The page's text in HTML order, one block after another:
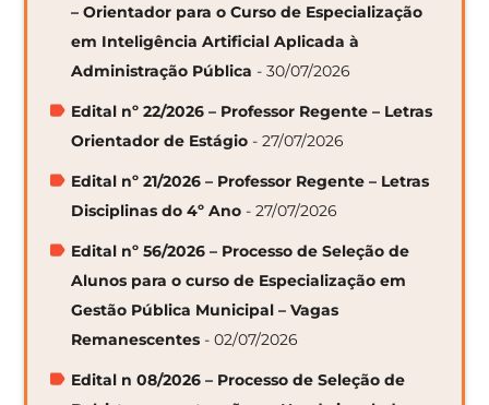
– Orientador para o Curso de Especialização
em Inteligência Artificial Aplicada à
Administração Pública - 30/07/2026
Edital nº 22/2026 – Professor Regente – Letras
Orientador de Estágio - 27/07/2026
Edital nº 21/2026 – Professor Regente – Letras
Disciplinas do 4º Ano - 27/07/2026
Edital nº 56/2026 – Processo de Seleção de
Alunos para o curso de Especialização em
Gestão Pública Municipal – Vagas
Remanescentes - 02/07/2026
Edital n 08/2026 – Processo de Seleção de